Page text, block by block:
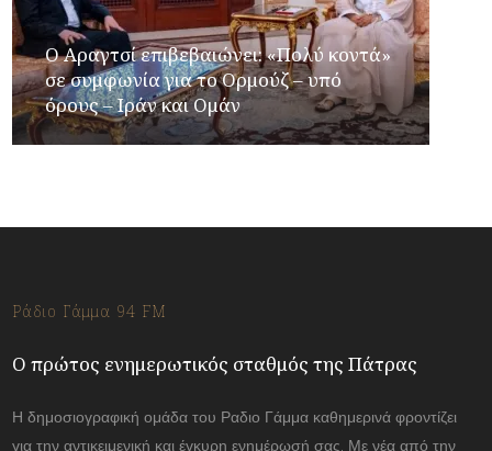
Ο Αραγτσί επιβεβαιώνει: «Πολύ κοντά»
σε συμφωνία για το Ορμούζ – υπό
όρους – Ιράν και Ομάν
Ράδιο Γάμμα 94 FM
Ο πρώτος ενημερωτικός σταθμός της Πάτρας
Η δημοσιογραφική ομάδα του Ραδιο Γάμμα καθημερινά φροντίζει
για την αντικειμενική και έγκυρη ενημέρωσή σας. Με νέα από την